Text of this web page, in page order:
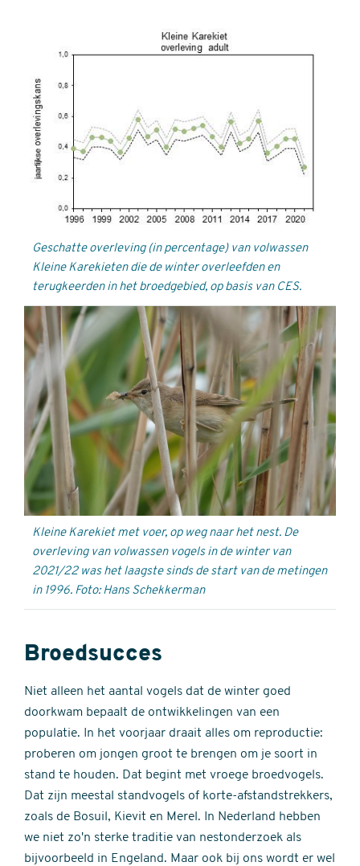
Geschatte overleving (in percentage) van volwassen
Kleine Karekieten die de winter overleefden en
terugkeerden in het broedgebied, op basis van CES.
Kleine Karekiet met voer, op weg naar het nest. De
overleving van volwassen vogels in de winter van
2021/22 was het laagste sinds de start van de metingen
in 1996. Foto: Hans Schekkerman
Broedsucces
Niet alleen het aantal vogels dat de winter goed
doorkwam bepaalt de ontwikkelingen van een
populatie. In het voorjaar draait alles om reproductie:
proberen om jongen groot te brengen om je soort in
stand te houden. Dat begint met vroege broedvogels.
Dat zijn meestal standvogels of korte-afstandstrekkers,
zoals de Bosuil, Kievit en Merel. In Nederland hebben
we niet zo'n sterke traditie van nestonderzoek als
bijvoorbeeld in Engeland. Maar ook bij ons wordt er wel